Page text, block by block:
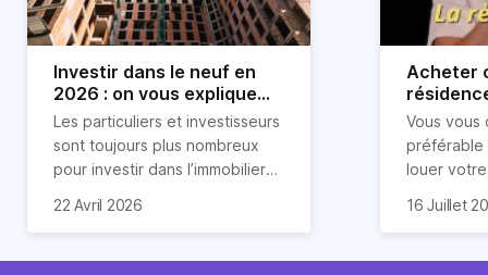
Investir dans le neuf en
2026 : on vous explique
tout !
Les particuliers et investisseurs
sont toujours plus nombreux
pour investir dans l’immobilier
nombreux avantages à choisir
expliquons tout dans cet
22 Avril 2026
Acheter
règle
révélée
Vous vous
préférable
louer
expert en
règle
l'argent
16 Juillet